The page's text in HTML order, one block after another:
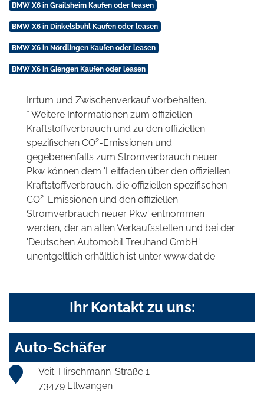
BMW X6 in Grailsheim Kaufen oder leasen
BMW X6 in Dinkelsbühl Kaufen oder leasen
BMW X6 in Nördlingen Kaufen oder leasen
BMW X6 in Giengen Kaufen oder leasen
Irrtum und Zwischenverkauf vorbehalten.
* Weitere Informationen zum offiziellen
Kraftstoffverbrauch und zu den offiziellen
spezifischen CO2-Emissionen und
gegebenenfalls zum Stromverbrauch neuer
Pkw können dem 'Leitfaden über den offiziellen
Kraftstoffverbrauch, die offiziellen spezifischen
CO2-Emissionen und den offiziellen
Stromverbrauch neuer Pkw' entnommen
werden, der an allen Verkaufsstellen und bei der
'Deutschen Automobil Treuhand GmbH'
unentgeltlich erhältlich ist unter www.dat.de.
Ihr Kontakt zu uns:
Auto-Schäfer
Veit-Hirschmann-Straße 1
73479 Ellwangen